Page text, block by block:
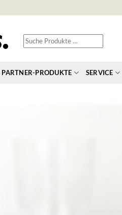
Suche
Produkte
PARTNER-PRODUKTE SERVICE